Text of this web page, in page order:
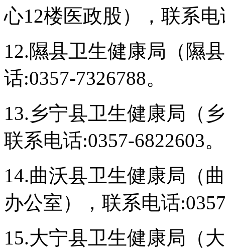
心12楼医政股），联系电
12.隰县卫生健康局（隰
话:0357-7326788。
13.乡宁县卫生健康局（
联系电话:0357-6822603。
14.曲沃县卫生健康局（
办公室），联系电话
15.大宁县卫生健康局（